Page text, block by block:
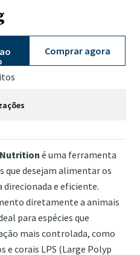
Comprar agora
é uma ferramenta
que desejam alimentar os
direcionada e eficiente.
diretamente a animais
para espécies que
mais controlada, como
e corais LPS (Large Polyp